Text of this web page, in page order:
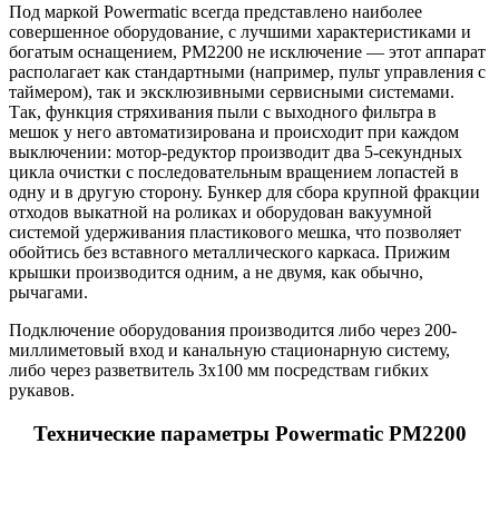
Под маркой Powermatic всегда представлено наиболее
совершенное оборудование, с лучшими характеристиками и
богатым оснащением, PM2200 не исключение — этот аппарат
располагает как стандартными (например, пульт управления с
таймером), так и эксклюзивными сервисными системами.
Так, функция стряхивания пыли с выходного фильтра в
мешок у него автоматизирована и происходит при каждом
выключении: мотор-редуктор производит два 5-секундных
цикла очистки с последовательным вращением лопастей в
одну и в другую сторону. Бункер для сбора крупной фракции
отходов выкатной на роликах и оборудован вакуумной
системой удерживания пластикового мешка, что позволяет
обойтись без вставного металлического каркаса. Прижим
крышки производится одним, а не двумя, как обычно,
рычагами.
Подключение оборудования производится либо через 200-
миллиметовый вход и канальную стационарную систему,
либо через разветвитель 3х100 мм посредствам гибких
рукавов.
Технические параметры Powermatic PM2200